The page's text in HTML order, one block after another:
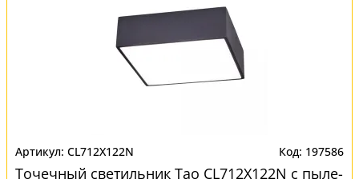
CL712X122N 197586
Точечный светильник Тао CL712X122N с пыле-